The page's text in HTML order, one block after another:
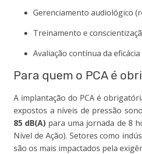
Gerenciamento audiológico
Treinamento e
Avaliação contínua da
Para quem o PCA é
A implantação do PCA é
expostos a níveis de pressão
85 dB(A) para uma jornada de 8
Nível de Ação). Setores como
são os mais impactados pela